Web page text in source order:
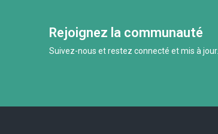
Rejoignez la communauté
Suivez-nous et restez connecté et mis à jour.